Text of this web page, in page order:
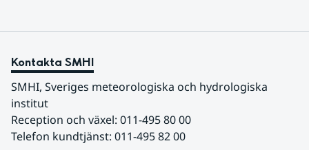
Kontakta SMHI
SMHI, Sveriges meteorologiska och hydrologiska
institut
Reception och växel: 011-495 80 00
Telefon kundtjänst: 011-495 82 00